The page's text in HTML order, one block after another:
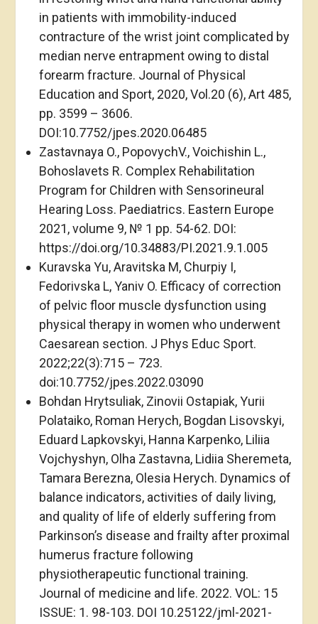
in patients with immobility-induced
contracture of the wrist joint complicated by
median nerve entrapment owing to distal
forearm fracture. Journal of Physical
Education and Sport, 2020, Vol.20 (6), Art 485,
pp. 3599 – 3606.
DOI:10.7752/jpes.2020.06485
Zastavnaya O., PopovychV., Voichishin L.,
Bohoslavets R. Complex Rehabilitation
Program for Children with Sensorineural
Hearing Loss. Paediatrics. Eastern Europe
2021, volume 9, № 1 pp. 54-62. DOI:
https://doi.org/10.34883/PI.2021.9.1.005
Kuravska Yu, Aravitska M, Churpiy I,
Fedorivska L, Yaniv O. Efficacy of correction
of pelvic floor muscle dysfunction using
physical therapy in women who underwent
Caesarean section. J Phys Educ Sport.
2022;22(3):715 – 723.
doi:10.7752/jpes.2022.03090
Bohdan Hrytsuliak, Zinovii Ostapiak, Yurii
Polataiko, Roman Herych, Bogdan Lisovskyi,
Eduard Lapkovskyi, Hanna Karpenko, Liliia
Vojchyshyn, Olha Zastavna, Lidiia Sheremeta,
Tamara Berezna, Olesia Herych. Dynamics of
balance indicators, activities of daily living,
and quality of life of elderly suffering from
Parkinson’s disease and frailty after proximal
humerus fracture following
physiotherapeutic functional training.
Journal of medicine and life. 2022. VOL: 15
ISSUE: 1. 98-103. DOI 10.25122/jml-2021-